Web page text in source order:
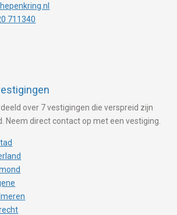
711340
over 7 vestigingen die verspreid zijn
Neem direct contact op met een vestiging.